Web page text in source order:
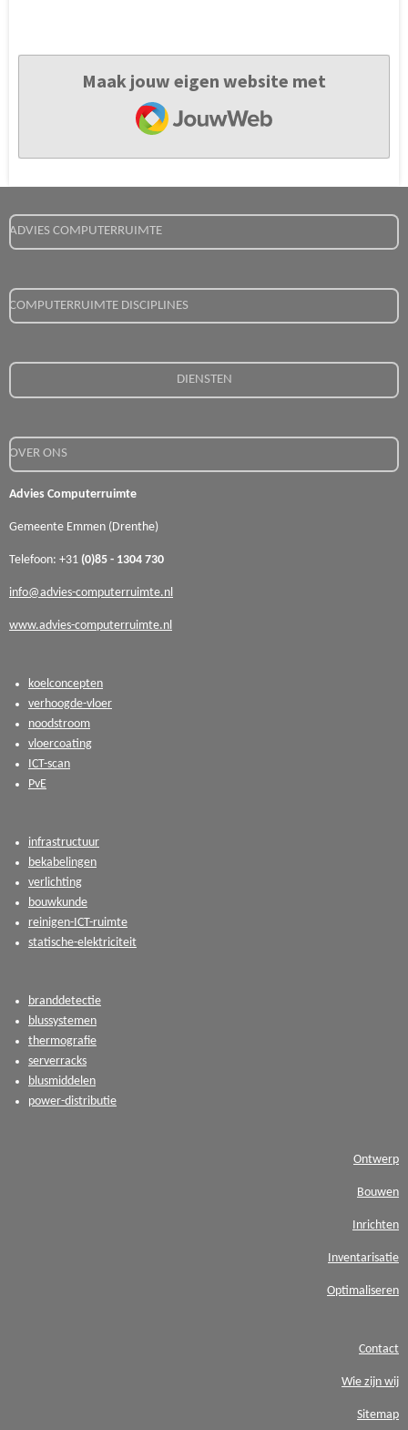
Maak jouw eigen website met
JouwWeb
ADVIES COMPUTERRUIMTE
COMPUTERRUIMTE DISCIPLINES
DIENSTEN
OVER ONS
Advies Computerruimte
Gemeente Emmen (Drenthe)
Telefoon: +31 (0)85 - 1304 730
info@advies-computerruimte.nl
www.advies-computerruimte.nl
koelconcepten
verhoogde-vloer
noodstroom
vloercoating
ICT-scan
PvE
infrastructuur
bekabelingen
verlichting
bouwkunde
reinigen-ICT-ruimte
statische-elektriciteit
branddetectie
blussystemen
thermografie
serverracks
blusmiddelen
power-distributie
Ontwerp
Bouwen
Inrichten
Inventarisatie
Optimaliseren
Contact
Wie zijn wij
Sitemap